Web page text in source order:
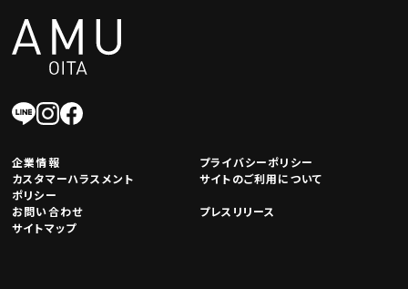
企業情報
プライバシーポリシー
カスタマーハラスメント
ポリシー
サイトのご利用について
お問い合わせ
プレスリリース
サイトマップ